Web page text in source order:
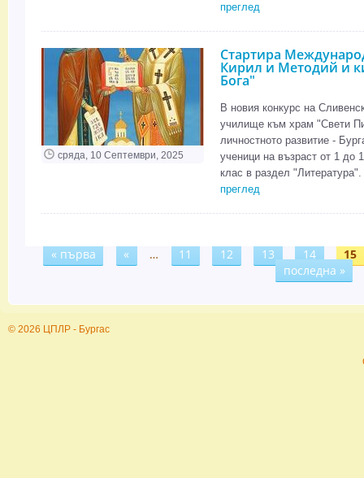
преглед
сряда, 10 Септември, 2025
Стартира
Кирил и Методий и
Бога"
В новия конкурс на
училище към храм "Свети
личностното развитие -
ученици на възраст от 1 до
клас в раздел
преглед
Страници
« първа « … 11 12 13 14
15
последна »
© 2026 ЦПЛР - Бургас